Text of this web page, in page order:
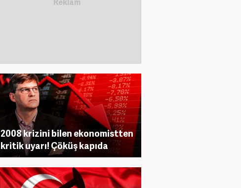
2008 krizini bilen ekonomistten
kritik uyarı! Çöküş kapıda